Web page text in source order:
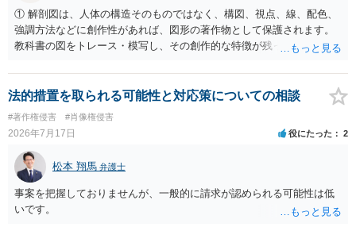
等は別として、一般的なレイアウトや配色、依頼者から提供された素
材を希望に沿って配置した部分には、通常、著作物性は認められにく
いと考えられます。仮に具体的な画面構成の一部に創作性が認められ
ても、その権利は当該部分に限られ、ご相談者の写真や文章等を制作
実績として掲載する権限まで当然に生じるものではありません。 もっ
とも、契約書がなくても、見積書、メール、利用規約等に実績掲載へ
の同意があれば別です。また、単に制作を担当した事実を記載した
り、公開中のサイトへリンクしたりする行為まで当然に禁止できると
は限りません。 人物写真については、通常のSNSへの無断掲載と同
様、掲載目的、態様、必要性、本人の特定可能性等から判断されま
す。営業目的であり、本人も掲載を拒否していることは、違法性を認
める方向の事情となりますが、自動的に肖像権侵害となるわけではあ
りません。 まず、見積書、メール、チャット、デザイナーの利用規約
を確認したうえで、「提供素材及びこれを含む画面の複製・SNS掲載
① 解剖図は、人体の構造そのものではなく、構図、視点、線、配色、
強調方法などに創作性があれば、図形の著作物として保護されます。
教科書の図をトレース・模写し、その創作的な特徴が残っていれば、
も、SNSへの公開は私的使用には当たりません。 ② 出典を記載するだ
けでは、適法な引用にはなりません。自分の説明や批評が主で、図が
れ、必要な範囲に限られていることなどが必要です。勉強ノートの教
材として図そのものを中心的に掲載する場合、引用と認められにくい
でしょう。 文章についても、単に所々表現を変えただけで適法になる
とは限りません。医学上の事実を理解したうえで、ご自身の表現と構
成でまとめる必要があります。 安全にSNSで公開するには、教科書の
図をトレース・模写した部分は掲載せず、人体の構造という事実を基
に、自分で構図や表現を工夫して作図する方法が考えられます。ま
法的措置を取られる可能性と対応策についての相談
#著作権侵害 #肖像権侵害
2026年7月17日 役にたった 2
松本 翔馬 弁護士
事案を把握しておりませんが、一般的に請求が認められる可能性は低
いです。